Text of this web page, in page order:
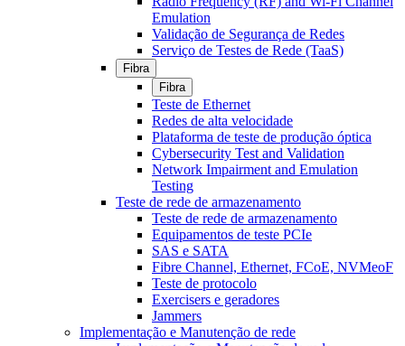
Emulation
Validação de Segurança de Redes
Serviço de Testes de Rede (TaaS)
Fibra
Fibra
Teste de Ethernet
Redes de alta velocidade
Plataforma de teste de produção óptica
Cybersecurity Test and Validation
Network Impairment and Emulation
Testing
Teste de rede de armazenamento
Teste de rede de armazenamento
Equipamentos de teste PCIe
SAS e SATA
Fibre Channel, Ethernet, FCoE, NVMeoF
Teste de protocolo
Exercisers e geradores
Jammers
Implementação e Manutenção de rede